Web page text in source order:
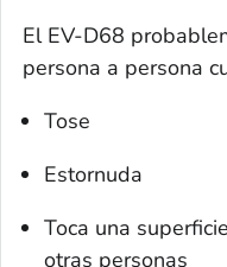
El EV-D68
persona a persona
Tose
Estornuda
Toca una
otras personas